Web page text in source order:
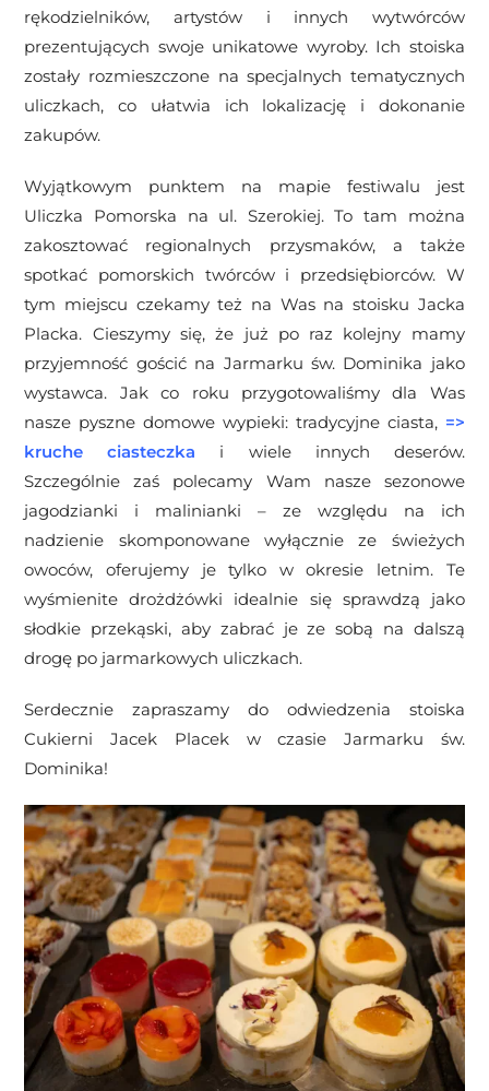
rękodzielników, artystów i innych wytwórców
prezentujących swoje unikatowe wyroby. Ich stoiska
zostały rozmieszczone na specjalnych tematycznych
uliczkach, co ułatwia ich lokalizację i dokonanie
zakupów.
Wyjątkowym punktem na mapie festiwalu jest
Uliczka Pomorska na ul. Szerokiej. To tam można
zakosztować regionalnych przysmaków, a także
spotkać pomorskich twórców i przedsiębiorców. W
tym miejscu czekamy też na Was na stoisku Jacka
Placka. Cieszymy się, że już po raz kolejny mamy
przyjemność gościć na Jarmarku św. Dominika jako
wystawca. Jak co roku przygotowaliśmy dla Was
nasze pyszne domowe wypieki: tradycyjne ciasta, =>
kruche ciasteczka i wiele innych deserów.
Szczególnie zaś polecamy Wam nasze sezonowe
jagodzianki i malinianki – ze względu na ich
nadzienie skomponowane wyłącznie ze świeżych
owoców, oferujemy je tylko w okresie letnim. Te
wyśmienite drożdżówki idealnie się sprawdzą jako
słodkie przekąski, aby zabrać je ze sobą na dalszą
drogę po jarmarkowych uliczkach.
Serdecznie zapraszamy do odwiedzenia stoiska
Cukierni Jacek Placek w czasie Jarmarku św.
Dominika!